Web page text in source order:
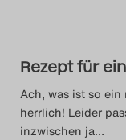
Rezept für
Ach, was ist so
herrlich! Leider
inzwischen ja…